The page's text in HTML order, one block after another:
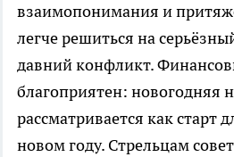
взаимопонимания и
легче решиться на
давний конфликт.
благоприятен: новогодняя
рассматривается как старт
новом году. Стрельцам